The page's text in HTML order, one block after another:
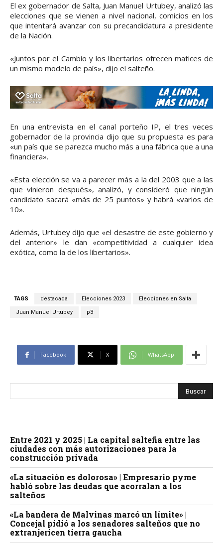
El ex gobernador de Salta, Juan Manuel Urtubey, analizó las
elecciones que se vienen a nivel nacional, comicios en los
que intentará avanzar con su precandidatura a presidente
de la Nación.
«Juntos por el Cambio y los libertarios ofrecen matices de
un mismo modelo de país», dijo el salteño.
En una entrevista en el canal porteño IP, el tres veces
gobernador de la provincia dijo que su propuesta es para
«un país que se parezca mucho más a una fábrica que a una
financiera».
«Esta elección se va a parecer más a la del 2003 que a las
que vinieron después», analizó, y consideró que ningún
candidato sacará «más de 25 puntos» y habrá «varios de
10».
Además, Urtubey dijo que «el desastre de este gobierno y
del anterior» le dan «competitividad a cualquier idea
exótica, como la de los libertarios».
TAGS destacada Elecciones 2023 Elecciones en Salta
Juan Manuel Urtubey p3
Facebook X WhatsApp
Entre 2021 y 2025 | La capital salteña entre las
ciudades con más autorizaciones para la
construcción privada
«La situación es dolorosa» | Empresario pyme
habló sobre las deudas que acorralan a los
salteños
«La bandera de Malvinas marcó un límite» |
Concejal pidió a los senadores salteños que no
extranjericen tierra gaucha